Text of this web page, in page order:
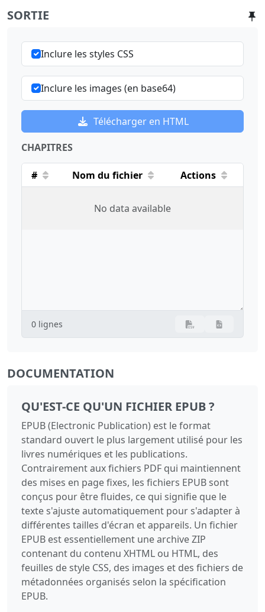
SORTIE
Inclure les styles CSS
Inclure les images (en base64)
Télécharger en HTML
CHAPITRES
# Nom du fichier Actions
No data available
0 lignes
DOCUMENTATION
QU'EST-CE QU'UN FICHIER EPUB ?
EPUB (Electronic Publication) est le format
standard ouvert le plus largement utilisé pour les
livres numériques et les publications.
Contrairement aux fichiers PDF qui maintiennent
des mises en page fixes, les fichiers EPUB sont
conçus pour être fluides, ce qui signifie que le
texte s'ajuste automatiquement pour s'adapter à
différentes tailles d'écran et appareils. Un fichier
EPUB est essentiellement une archive ZIP
contenant du contenu XHTML ou HTML, des
feuilles de style CSS, des images et des fichiers de
métadonnées organisés selon la spécification
EPUB.